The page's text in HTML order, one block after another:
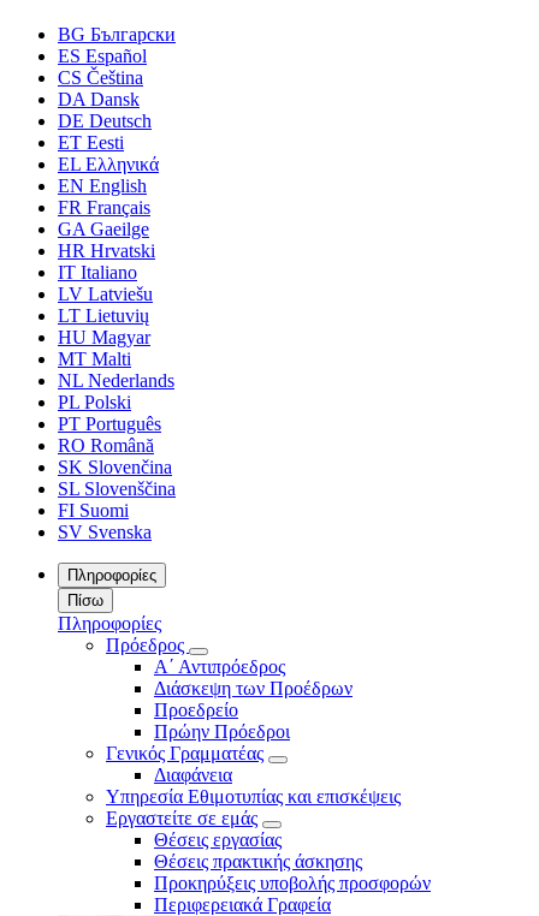
BG Български
ES Español
CS Čeština
DA Dansk
DE Deutsch
ET Eesti
EL Ελληνικά
EN English
FR Français
GA Gaeilge
HR Hrvatski
IT Italiano
LV Latviešu
LT Lietuvių
HU Magyar
MT Malti
NL Nederlands
PL Polski
PT Português
RO Română
SK Slovenčina
SL Slovenščina
FI Suomi
SV Svenska
Πληροφορίες
Πίσω
Πληροφορίες
Πρόεδρος
Α΄ Αντιπρόεδρος
Διάσκεψη των Προέδρων
Προεδρείο
Πρώην Πρόεδροι
Γενικός Γραμματέας
Διαφάνεια
Υπηρεσία Εθιμοτυπίας και επισκέψεις
Εργαστείτε σε εμάς
Θέσεις εργασίας
Θέσεις πρακτικής άσκησης
Προκηρύξεις υποβολής προσφορών
Περιφερειακά Γραφεία